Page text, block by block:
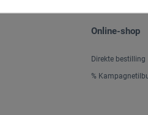
Online-shop
Direkte bestilling
%